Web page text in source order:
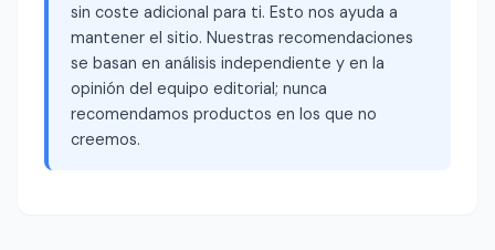
sin coste adicional para ti. Esto nos ayuda a
mantener el sitio. Nuestras recomendaciones
se basan en análisis independiente y en la
opinión del equipo editorial; nunca
recomendamos productos en los que no
creemos.